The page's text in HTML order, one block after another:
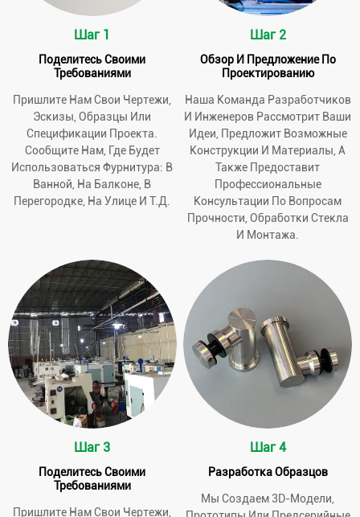
Шаг 1
Поделитесь Своими
Требованиями
Пришлите Нам Свои Чертежи,
Эскизы, Образцы Или
Спецификации Проекта.
Сообщите Нам, Где Будет
Использоваться Фурнитура: В
Ванной, На Балконе, В
Перегородке, На Улице И Т.д.
Шаг 2
Обзор И Предложение По
Проектированию
Наша Команда Разработчиков
И Инженеров Рассмотрит Ваши
Идеи, Предложит Возможные
Конструкции И Материалы, А
Также Предоставит
Профессиональные
Консультации По Вопросам
Прочности, Обработки Стекла
И Монтажа.
Шаг 3
Поделитесь Своими
Требованиями
Пришлите Нам Свои Чертежи,
Шаг 4
Разработка Образцов
Мы Создаем 3D-Модели,